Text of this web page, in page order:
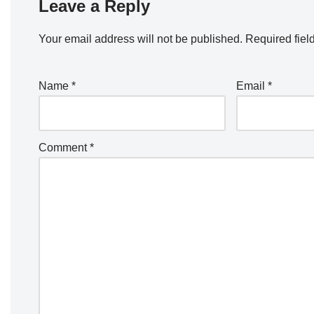
Leave a Reply
Your email address will not be published. Required
Name * Email *
Comment*